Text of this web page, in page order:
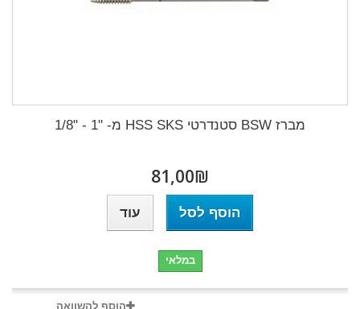
מברז BSW סטנדרטי HSS SKS מ- "1 - "1/8
₪‎81,00
הוסף לסל עוד
במלאי
הוסף להשוואה